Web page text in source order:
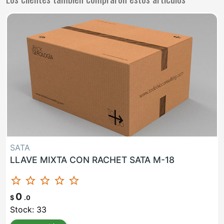
SATA
LLAVE MIXTA CON RACHET SATA M-18
star_border star_border star_border star_border star_border
$ 0 .0
Stock: 33